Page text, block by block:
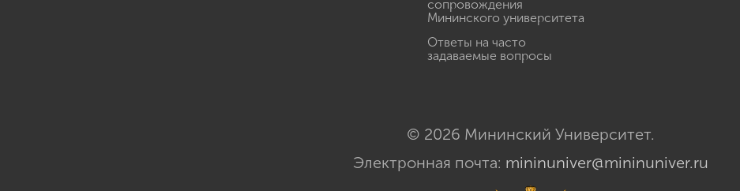
сопровождения
Мининского университета
Ответы на часто
задаваемые вопросы
© 2026 Мининский Университет.
Электронная почта: mininuniver@mininuniver.ru